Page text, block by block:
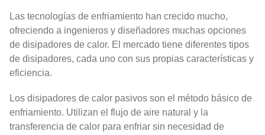
Las tecnologías de enfriamiento han crecido mucho,
ofreciendo a ingenieros y diseñadores muchas opciones
de disipadores de calor. El mercado tiene diferentes tipos
de disipadores, cada uno con sus propias características y
eficiencia.
Los disipadores de calor pasivos son el método básico de
enfriamiento. Utilizan el flujo de aire natural y la
transferencia de calor para enfriar sin necesidad de